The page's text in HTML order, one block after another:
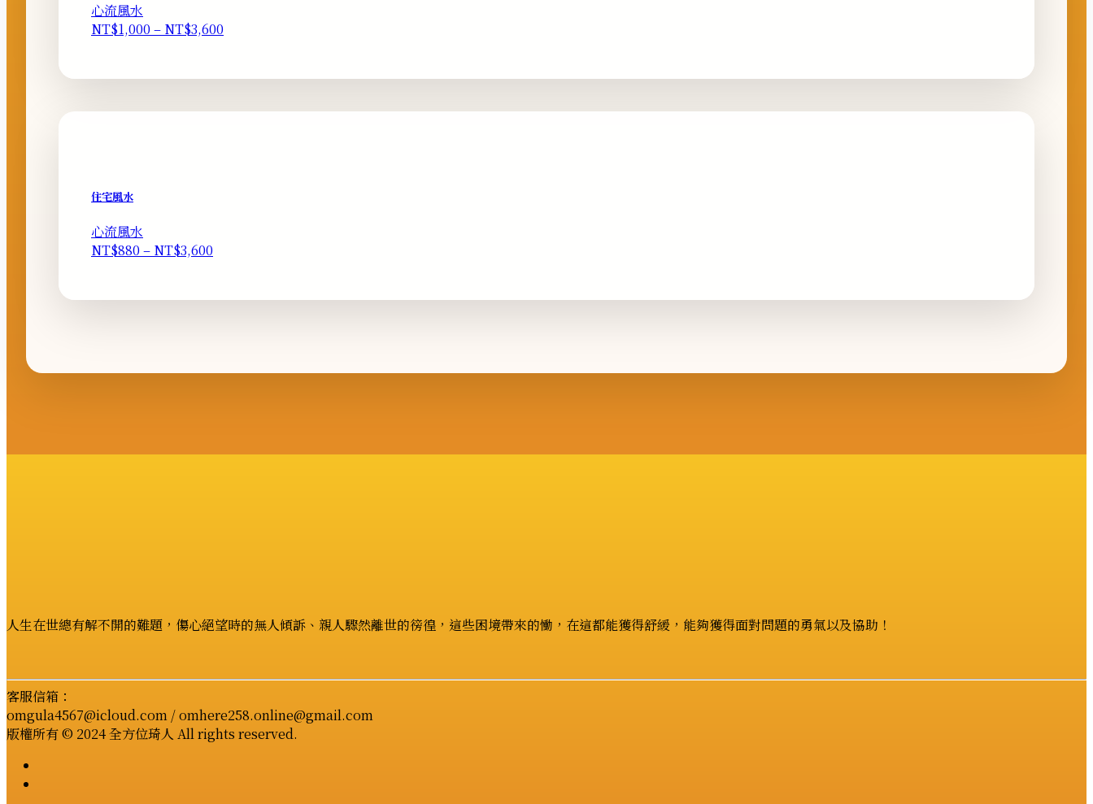
心流風水
NT$1,000 – NT$3,600
圍：
住宅風水
心流風水
NT$880 – NT$3,600
圍：
人生在世總有解不開的難題，傷心絕望時的無人傾訴、親人驟然離世的徬徨，這些困境帶來的慟，在這都能獲得舒緩，能夠獲得面對問題的勇氣以及協助！
客服信箱：
omgula4567@icloud.com / omhere258.online@gmail.com
版權所有 © 2024 全方位琦人 All rights reserved.